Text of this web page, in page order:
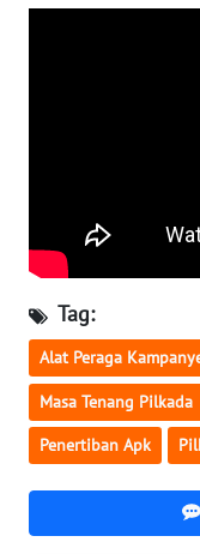
Tag:
Alat Peraga
Masa Tenang Pilkada
Penertiban Apk
WN
WN
BALI
WN
KALBAR
WN
WN